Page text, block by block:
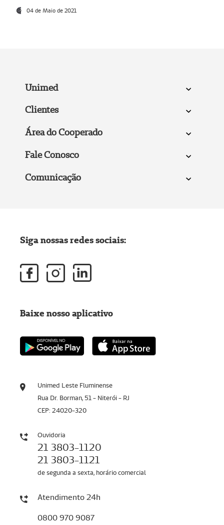
04 de Maio de 2021
Unimed
Clientes
Área do Cooperado
Fale Conosco
Comunicação
Unimed Leste Fluminense
Rua Dr. Borman, 51 - Niterói - RJ
CEP: 24020-320
Ouvidoria
21 3803-1120
21 3803-1121
de segunda a sexta, horário comercial
Atendimento 24h
0800 970 9087
Siga nossas redes sociais:
Baixe nosso aplicativo